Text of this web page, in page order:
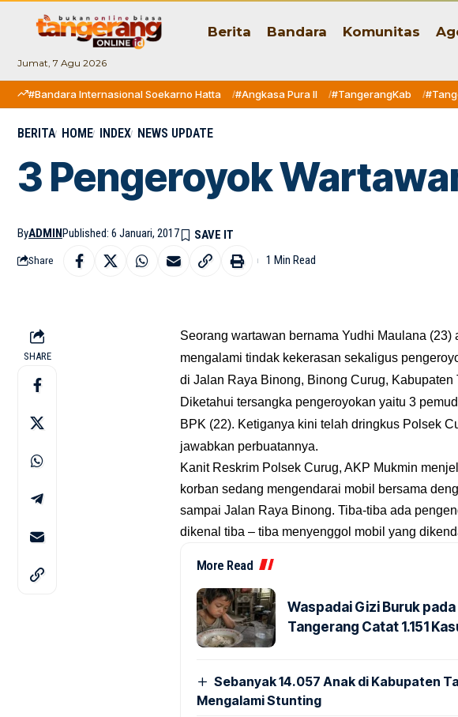
Jumat, 7 Agu 2026
Berita Bandara Komunitas
#Bandara Internasional Soekarno Hatta #Angkasa Pura II #TangerangKab
BERITA HOME INDEX NEWS UPDATE
3 Pengeroyok
ByADMINPublished: 6 Januari, 2017
Share 1 Min Read
SHARE
Seorang wartawan bernama Yudhi Maulana
mengalami tindak kekerasan sekaligus
di Jalan Raya Binong, Binong Curug, Kabupaten
Diketahui tersangka pengeroyokan yaitu 3
BPK (22). Ketiganya kini telah dringkus Polsek
jawabkan perbuatannya.
Kanit Reskrim Polsek Curug, AKP Mukmin
korban sedang mengendarai mobil bersama
sampai Jalan Raya Binong. Tiba-tiba ada
dikenal tiba – tiba menyenggol mobil yang
More Read
Waspadai Gizi Buruk
Tangerang Catat 1.151
Sebanyak 14.057 Anak di Kabupaten
Mengalami Stunting